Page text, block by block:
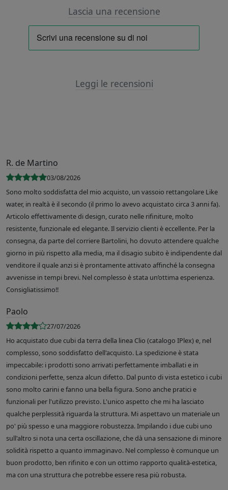
Lascia una recensione
Leggi le recensioni
R. de Martino
03/08/2026
Sono molto soddisfatta del mio acquisto, un vassoio rettangolare Like
water, in realtà è il secondo (il primo lo avevo acquistato circa 3 anni fa).
Articolo effettivamente di design, curato nelle rifiniture, molto
resistente, funzionale ed elegante. Il servizio clienti è eccellente. Per la
consegna, da parte del corriere Bartolini, ho dovuto attendere qualche
giorno in più rispetto alla media, ma il disagio subito è indipendente dal
venditore il quale anzi si è prontamente attivato affinché la consegna
avvenisse in tempi brevi. Nel complesso è stata un’ottima esperienza.
Consigliatissimo!!
Paolo
27/07/2026
Ho acquistato due cubi da terra della linea Clio (catalogo IPlex) e, nel
complesso, sono soddisfatto dell'acquisto. La spedizione è stata
impeccabile: i prodotti sono arrivati perfettamente imballati e in
condizioni perfette, senza alcun difetto. Dal punto di vista estetico i cubi
sono molto carini e fanno una bella figura. Sono anche pratici e
funzionali per l'utilizzo previsto. L'unico aspetto che mi ha lasciato
qualche perplessità riguarda la struttura. Mi aspettavo un materiale un
po' più spesso e una maggiore robustezza. Impilando i due cubi uno
sull'altro si nota una certa oscillazione, che dà una sensazione di minore
solidità rispetto a quanto immaginavo. Nel complesso è comunque un
buon prodotto, ben rifinito e con un ottimo rapporto qualità-estetica,
ma con una struttura che potrebbe essere resa più robusta.